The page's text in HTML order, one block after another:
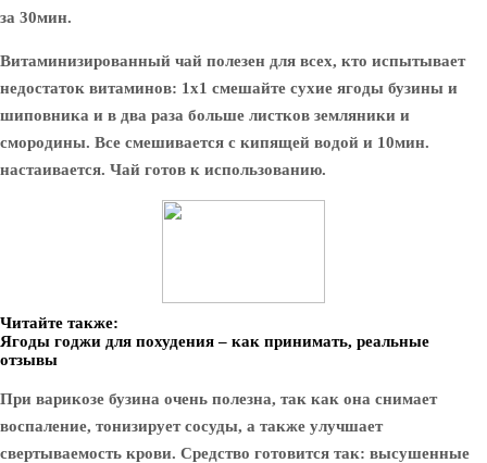
за 30мин.
Витаминизированный чай полезен для всех, кто испытывает
недостаток витаминов: 1х1 смешайте сухие ягоды бузины и
шиповника и в два раза больше листков земляники и
смородины. Все смешивается с кипящей водой и 10мин.
настаивается. Чай готов к использованию.
Читайте также:
Ягоды годжи для похудения – как принимать, реальные
отзывы
При варикозе бузина очень полезна, так как она снимает
воспаление, тонизирует сосуды, а также улучшает
свертываемость крови. Средство готовится так: высушенные